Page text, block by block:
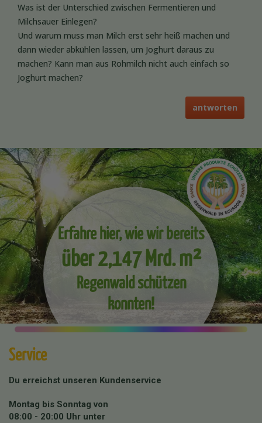
Was ist der Unterschied zwischen Fermentieren und
Milchsauer Einlegen?
Und warum muss man Milch erst sehr heiß machen und
dann wieder abkühlen lassen, um Joghurt daraus zu
machen? Kann man aus Rohmilch nicht auch einfach so
Joghurt machen?
antworten
Erfahre hier, wie wir bereits
über 2,147 Mrd. m²
Regenwald schützen
konnten!
Service
Du erreichst unseren Kundenservice
Montag bis Sonntag von
08:00 - 20:00 Uhr unter